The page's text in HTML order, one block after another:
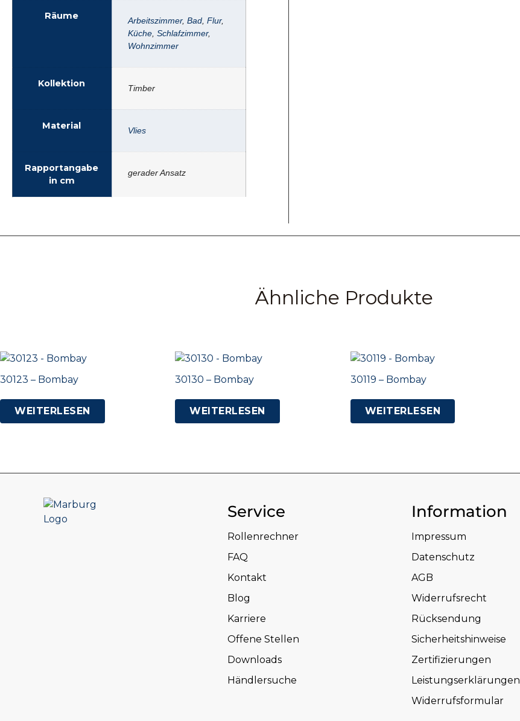
Räume Arbeitszimmer, Bad Flur,
Küche Schlafzimmer,
Wohnzimmer
Kollektion Timber
Material Vlies
Rapportangabe
in cm
gerader Ansatz
Ähnliche Produkte
30123 – Bombay
WEITERLESEN
30130 – Bombay
WEITERLESEN
30119 – Bombay
WEITERLESEN
Service
Rollenrechner
FAQ
Kontakt
Blog
Karriere
Offene Stellen
Downloads
Händlersuche
Information
Impressum
Datenschutz
AGB
Widerrufsrecht
Rücksendung
Sicherheitshinweise
Zertifizierungen
Leistungserklärungen
Widerrufsformular